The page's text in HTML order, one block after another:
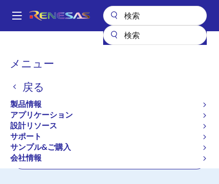
ン
Main
メニュー
戻る
製品情報
アプリケーション
設計リソース
サポート
サンプル&ご購入
会社情報
パ
く
ず
パワーディスクリート
GaNパワーディスクリート
TP65H030G4PRS
アクティブ
650V 30mΩ SuperGaN FET in TOLT